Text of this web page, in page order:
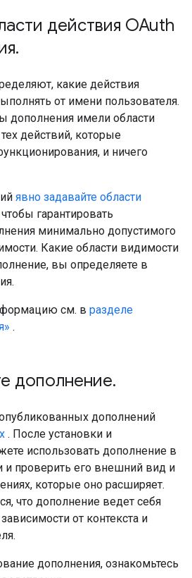
действия OAuth
.
какие действия
от имени пользователя.
дополнения имели области
действий, которые
и ничего
явно задавайте области
чтобы гарантировать
минимально допустимого
Какие области видимости
вы определяете в
см. в разделе
.
дополнение.
дополнений
. После установки и
использовать дополнение в
и проверить его внешний вид и
которые оно расширяет.
что дополнение ведет себя
от контекста и
дополнения, ознакомьтесь